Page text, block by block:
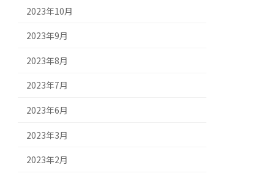
2023年10月
2023年9月
2023年8月
2023年7月
2023年6月
2023年3月
2023年2月